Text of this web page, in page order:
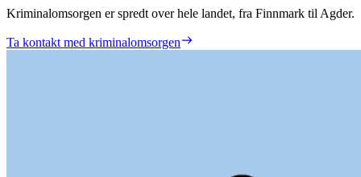
Kriminalomsorgen er spredt over hele landet, fra Finnmark til Agder.
Ta kontakt med kriminalomsorgen